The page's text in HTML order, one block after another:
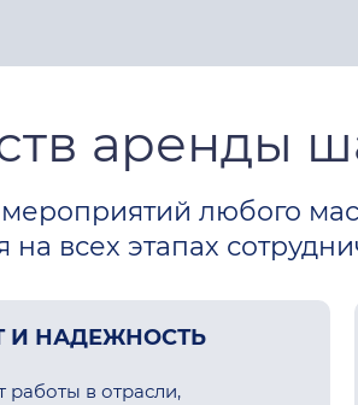
аренды
любого
всех этапах
И НАДЕЖНОСТЬ
в отрасли,